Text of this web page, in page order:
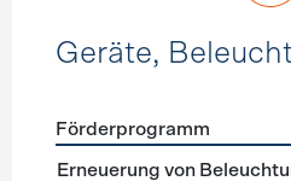
Geräte,
Förderprogramme Geräte,
Förderprogramm
Erneuerung von